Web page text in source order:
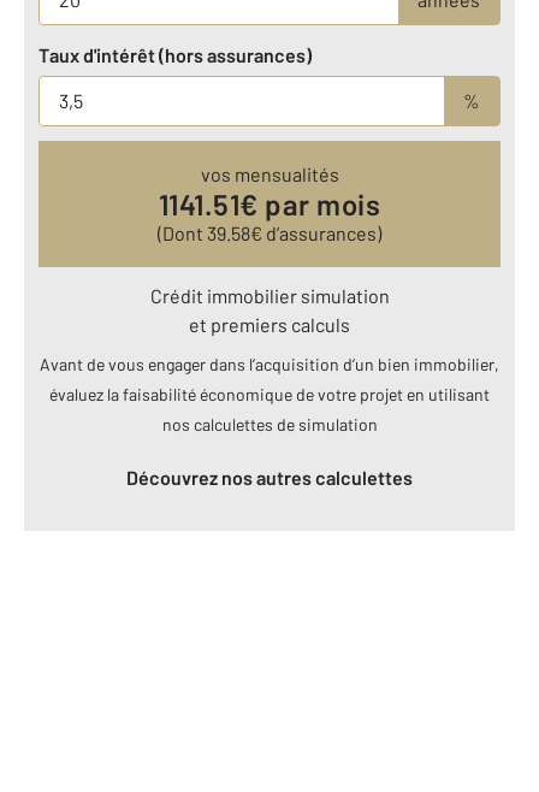
Taux d'intérêt (hors assurances)
%
vos mensualités
1141.51€ par mois
(Dont 39.58€ d’assurances)
Crédit immobilier simulation
et premiers calculs
Avant de vous engager dans l’acquisition d’un bien immobilier,
évaluez la faisabilité économique de votre projet en utilisant
nos calculettes de simulation
Découvrez nos autres calculettes